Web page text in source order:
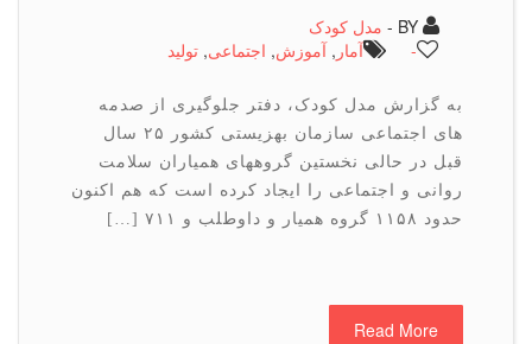
مدل کودک
آمار
آموزش ,اجتماعی ,تولید
به گزارش مدل کودک، دفتر جلوگیری از صدمه
های اجتماعی سازمان بهزیستی کشور ۲۵ سال
قبل در حالی نخستین گروههای همیاران سلامت
روانی و اجتماعی را ایجاد کرده است که هم اکنون
Read More